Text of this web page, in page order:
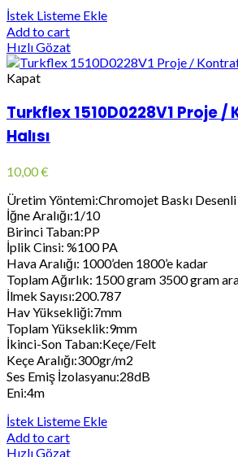
İstek Listeme Ekle
Add to cart
Hızlı Gözat
Kapat
Turkflex 1510D0228V1 Proje
Halısı
10,00€
Üretim Yöntemi:Chromojet Baskı
İğne Aralığı:1/10
Birinci Taban:PP
İplik Cinsi: %100 PA
Hava Aralığı: 1000’den 1800’e kadar
Toplam Ağırlık: 1500 gram 3500 gram
İlmek Sayısı:200.787
Hav Yüksekliği:7mm
Toplam Yükseklik:9mm
İkinci-Son Taban:Keçe/Felt
Keçe Aralığı:300gr/m2
Ses Emiş İzolasyanu:28dB
Eni:4m
İstek Listeme Ekle
Add to cart
Hızlı Gözat